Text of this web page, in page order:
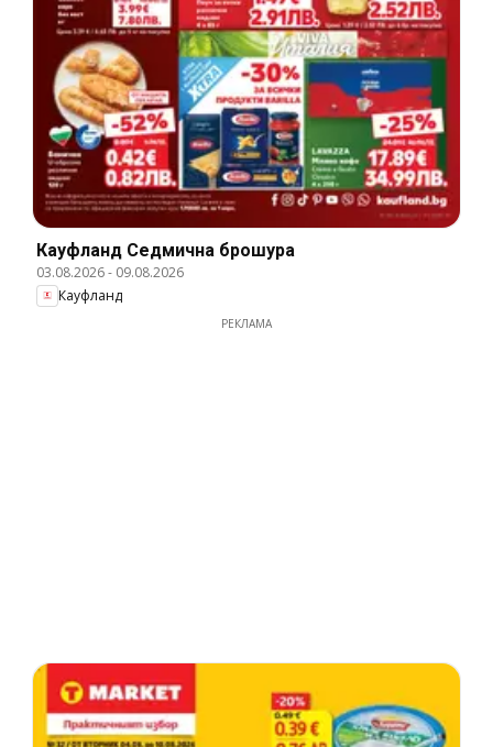
Кауфланд Cедмична брошура
03.08.2026- 09.08.2026
Кауфланд
РЕКЛАМА